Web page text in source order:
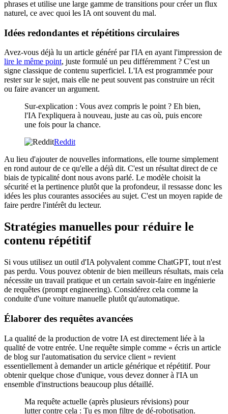
phrases et utilise une large gamme de transitions pour créer un flux
naturel, ce avec quoi les IA ont souvent du mal.
Idées redondantes et répétitions circulaires
Avez-vous déjà lu un article généré par l'IA en ayant l'impression de
lire le même point, juste formulé un peu différemment ? C'est un
signe classique de contenu superficiel. L'IA est programmée pour
rester sur le sujet, mais elle ne peut souvent pas construire un récit
ou faire avancer un argument.
Sur-explication : Vous avez compris le point ? Eh bien,
l'IA l'expliquera à nouveau, juste au cas où, puis encore
une fois pour la chance.
Reddit
Au lieu d'ajouter de nouvelles informations, elle tourne simplement
en rond autour de ce qu'elle a déjà dit. C'est un résultat direct de ce
biais de typicalité dont nous avons parlé. Le modèle choisit la
sécurité et la pertinence plutôt que la profondeur, il ressasse donc les
idées les plus courantes associées au sujet. C'est un moyen rapide de
faire perdre l'intérêt du lecteur.
Stratégies manuelles pour réduire le
contenu répétitif
Si vous utilisez un outil d'IA polyvalent comme ChatGPT, tout n'est
pas perdu. Vous pouvez obtenir de bien meilleurs résultats, mais cela
nécessite un travail pratique et un certain savoir-faire en ingénierie
de requêtes (prompt engineering). Considérez cela comme la
conduite d'une voiture manuelle plutôt qu'automatique.
Élaborer des requêtes avancées
La qualité de la production de votre IA est directement liée à la
qualité de votre entrée. Une requête simple comme « écris un article
de blog sur l'automatisation du service client » revient
essentiellement à demander un article générique et répétitif. Pour
obtenir quelque chose d'unique, vous devez donner à l'IA un
ensemble d'instructions beaucoup plus détaillé.
Ma requête actuelle (après plusieurs révisions) pour
lutter contre cela : Tu es mon filtre de dé-robotisation.